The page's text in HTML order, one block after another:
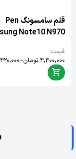
قلم سامسونگ Pen
Note10 N970
قیمت:
۴,۴۰۰,۰۰۰ تومان–
Price
range:
through